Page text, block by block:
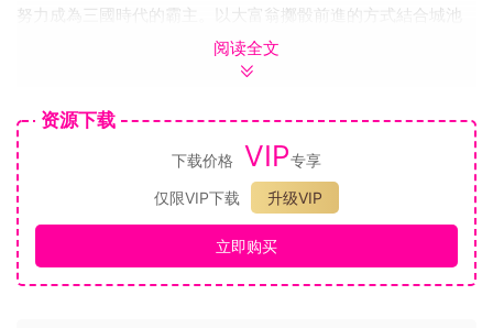
努力成為三國時代的霸主。以大富翁擲骰前進的方式結合城池
經營的策略性玩法，加入了單挑、野戰或攻城三種戰鬥方式，
來取決是否支付過路費給對手，透過買賣貨物賺取利潤等多樣
兩種遊戲模式
￭按照歷史編寫的長劇情「一統天下」模式中，玩家可扮演愛耍
心機的曹操、投機取巧的孫權或者嗜哭成性的劉備來進行遊
戲，由第一關「黃巾之亂」起，重現經典歷史橋段與一百多個
突發事件，三位主公各有不同的劇情及關卡！￭「群雄並起」模
式可自訂勝利條件及參戰人數，玩家可自選十一位各具特色的
主公，還能自定勝利條件，例如消滅其他對手、佔領某一州內
阅读全文
资源下载
下载价格 VIP专享
仅限VIP下载
升级VIP
立即购买